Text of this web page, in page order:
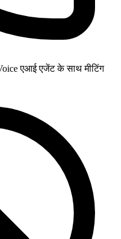
एआई एजेंट के साथ मीटिंग